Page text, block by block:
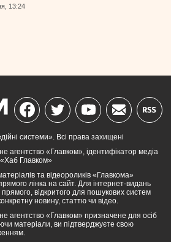
13:24
системи». Всі права захищені
агентство «Главком», ідентифікатор медіа
Главком»
та відеороликів «Главкома»
лінка на сайт. Для інтернет-видань
відкритого для пошукових систем
новину, статтю чи відео.
агентство «Главком» призначене для осіб
матеріали, ви підтверджуєте свою